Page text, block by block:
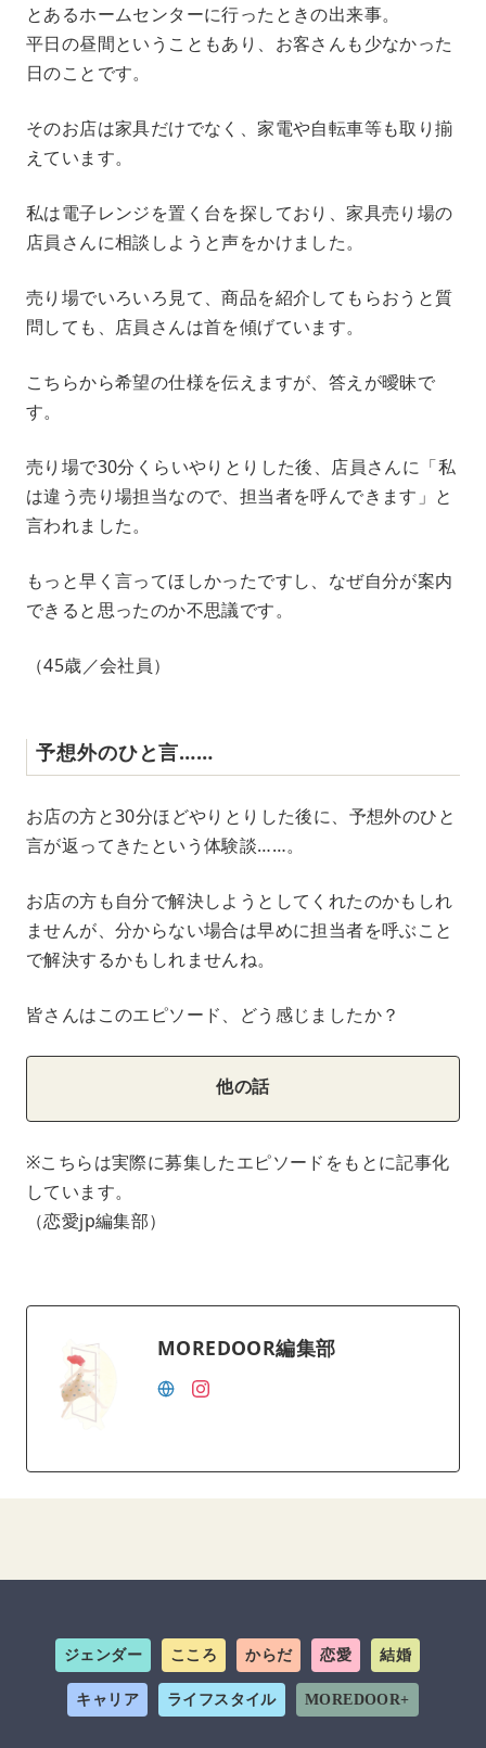
とあるホームセンターに行ったときの出来事。
平日の昼間ということもあり、お客さんも少なかった
日のことです。
そのお店は家具だけでなく、家電や自転車等も取り揃
えています。
私は電子レンジを置く台を探しており、家具売り場の
店員さんに相談しようと声をかけました。
売り場でいろいろ見て、商品を紹介してもらおうと質
問しても、店員さんは首を傾げています。
こちらから希望の仕様を伝えますが、答えが曖昧で
す。
売り場で30分くらいやりとりした後、店員さんに「私
は違う売り場担当なので、担当者を呼んできます」と
言われました。
もっと早く言ってほしかったですし、なぜ自分が案内
できると思ったのか不思議です。
（45歳／会社員）
予想外のひと言……
お店の方と30分ほどやりとりした後に、予想外のひと
言が返ってきたという体験談……。
お店の方も自分で解決しようとしてくれたのかもしれ
ませんが、分からない場合は早めに担当者を呼ぶこと
で解決するかもしれませんね。
皆さんはこのエピソード、どう感じましたか？
他の話
※こちらは実際に募集したエピソードをもとに記事化
しています。
（恋愛jp編集部）
MOREDOOR編集部
ジェンダー こころ からだ 恋愛 結婚
キャリア ライフスタイル MOREDOOR+